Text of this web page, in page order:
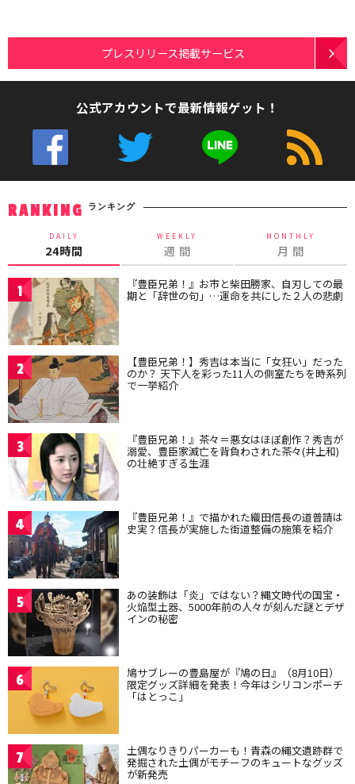
プレスリリース掲載サービス
公式アカウントで最新情報ゲット！
RANKING ランキング
DAILY
24時間
WEEKLY
週 間
MONTHLY
月 間
1 『豊臣兄弟！』お市と柴田勝家、自刃しての最
期と「辞世の句」…運命を共にした２人の悲劇
2 【豊臣兄弟！】秀吉は本当に「女狂い」だった
のか？ 天下人を彩った11人の側室たちを時系列
で一挙紹介
3 『豊臣兄弟！』茶々＝悪女はほぼ創作？秀吉が
溺愛、豊臣家滅亡を背負わされた茶々(井上和)
の壮絶すぎる生涯
4 『豊臣兄弟！』で描かれた織田信長の道普請は
史実？信長が実施した街道整備の施策を紹介
5 あの装飾は「炎」ではない？縄文時代の国宝・
火焔型土器、5000年前の人々が刻んだ謎とデザ
インの秘密
6 鳩サブレーの豊島屋が『鳩の日』（8月10日）
限定グッズ詳細を発表！今年はシリコンポーチ
「はとっこ」
7 土偶なりきりパーカーも！青森の縄文遺跡群で
発掘された土偶がモチーフのキュートなグッズ
が新発売